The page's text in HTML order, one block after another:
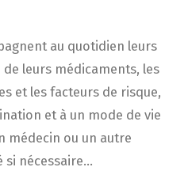
au quotidien leurs
leurs médicaments, les
et les facteurs de risque,
et à un mode de vie
médecin ou un autre
si nécessaire…